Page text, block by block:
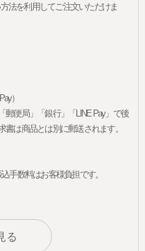
法を利用してご注文いただけま
）
便局」「銀行」「LINE Pay」で後
は商品とは別に郵送されます。
手数料はお客様負担です。
る